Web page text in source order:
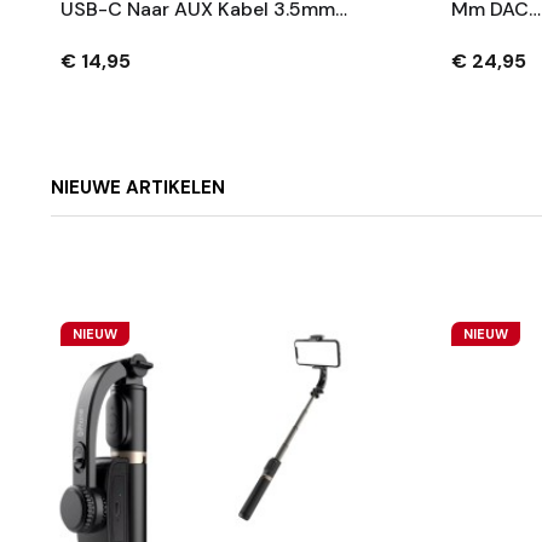
USB-C Naar AUX Kabel 3.5mm
Onderweg & Thuis
€ 14,95
Mm DAC
Realtek
€ 24,95
NIEUWE ARTIKELEN
NIEUW NIEUW